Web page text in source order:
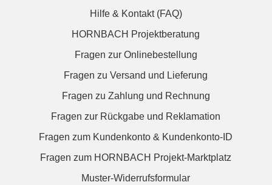
Hilfe & Kontakt (FAQ)
HORNBACH Projektberatung
Fragen zur Onlinebestellung
Fragen zu Versand und Lieferung
Fragen zu Zahlung und Rechnung
Fragen zur Rückgabe und Reklamation
Fragen zum Kundenkonto & Kundenkonto-ID
Fragen zum HORNBACH Projekt-Marktplatz
Muster-Widerrufsformular